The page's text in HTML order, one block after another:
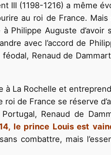
(1198-1216) a même
au roi de France.
Auguste
avec l’accord de
Renaud de
à La Rochelle et
de France se réserve
Renaud de
le prince Louis est
combattre, mais